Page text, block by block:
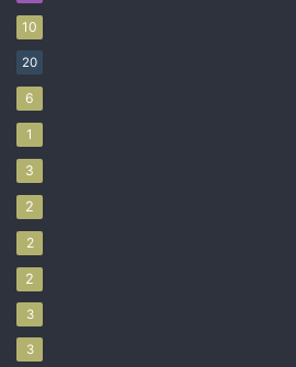
10
20
6
1
3
2
2
2
3
3